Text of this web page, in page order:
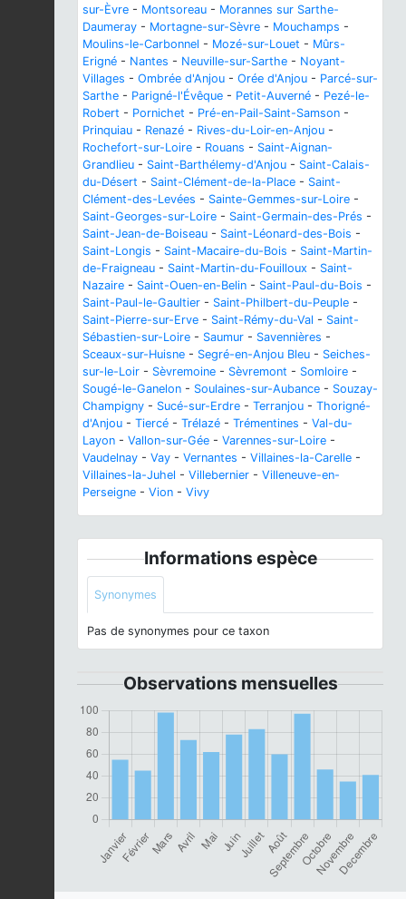
sur-Èvre - Montsoreau - Morannes sur Sarthe-
Daumeray - Mortagne-sur-Sèvre - Mouchamps -
Moulins-le-Carbonnel - Mozé-sur-Louet - Mûrs-
Erigné - Nantes - Neuville-sur-Sarthe - Noyant-
Villages - Ombrée d'Anjou - Orée d'Anjou - Parcé-sur-
Sarthe - Parigné-l'Évêque - Petit-Auverné - Pezé-le-
Robert - Pornichet - Pré-en-Pail-Saint-Samson -
Prinquiau - Renazé - Rives-du-Loir-en-Anjou -
Rochefort-sur-Loire - Rouans - Saint-Aignan-
Grandlieu - Saint-Barthélemy-d'Anjou - Saint-Calais-
du-Désert - Saint-Clément-de-la-Place - Saint-
Clément-des-Levées - Sainte-Gemmes-sur-Loire -
Saint-Georges-sur-Loire - Saint-Germain-des-Prés -
Saint-Jean-de-Boiseau - Saint-Léonard-des-Bois -
Saint-Longis - Saint-Macaire-du-Bois - Saint-Martin-
de-Fraigneau - Saint-Martin-du-Fouilloux - Saint-
Nazaire - Saint-Ouen-en-Belin - Saint-Paul-du-Bois -
Saint-Paul-le-Gaultier - Saint-Philbert-du-Peuple -
Saint-Pierre-sur-Erve - Saint-Rémy-du-Val - Saint-
Sébastien-sur-Loire - Saumur - Savennières -
Sceaux-sur-Huisne - Segré-en-Anjou Bleu - Seiches-
sur-le-Loir - Sèvremoine - Sèvremont - Somloire -
Sougé-le-Ganelon - Soulaines-sur-Aubance - Souzay-
Champigny - Sucé-sur-Erdre - Terranjou - Thorigné-
d'Anjou - Tiercé - Trélazé - Trémentines - Val-du-
Layon - Vallon-sur-Gée - Varennes-sur-Loire -
Vaudelnay - Vay - Vernantes - Villaines-la-Carelle -
Villaines-la-Juhel - Villebernier - Villeneuve-en-
Perseigne - Vion - Vivy
Informations espèce
Synonymes
Pas de synonymes pour ce taxon
Observations mensuelles